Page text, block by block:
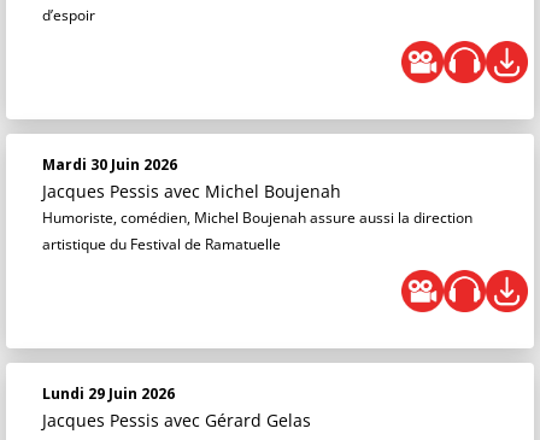
d’espoir
Mardi 30 Juin 2026
Jacques Pessis avec Michel Boujenah
Humoriste, comédien, Michel Boujenah assure aussi la direction
artistique du Festival de Ramatuelle
Lundi 29 Juin 2026
Jacques Pessis avec Gérard Gelas